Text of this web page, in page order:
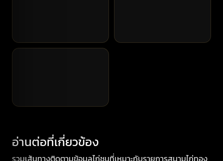
อ่านต่อที่เกี่ยวข้อง
รวมเส้นทางติดตามข้อมูลไก่ชนที่เหมาะกับรายการสนามไก่ทอง